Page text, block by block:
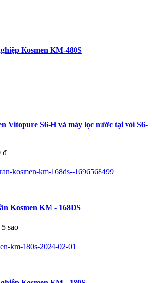
Kosmen KM-480S
Vitopure S6-H và máy lọc nước tại vòi S6-
₫Khoảng
từ
Kosmen KM - 168DS
5 sao